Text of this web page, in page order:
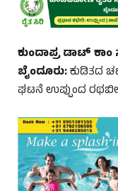
ಕುಂದಾಪ್ರ ಡಾಟ್‌ ಕಾಂ
ಬೈಂದೂರು:ಕುಡಿತದ
ಘಟನೆ ಉಪ್ಪುಂದ